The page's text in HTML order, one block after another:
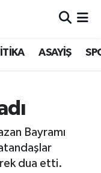
ASAYİŞ
Bayramı
dua etti.